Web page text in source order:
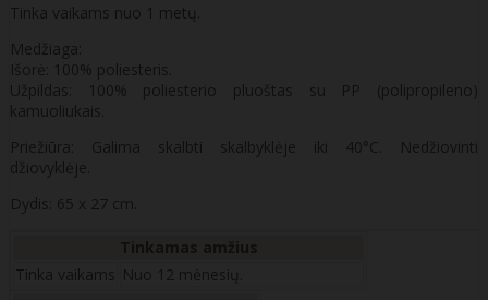
Tinka vaikams nuo 1 metų.
Medžiaga:
Išorė: 100% poliesteris.
Užpildas: 100% poliesterio pluoštas su PP (polipropileno)
kamuoliukais.
Priežiūra: Galima skalbti skalbyklėje iki 40°C. Nedžiovinti
džiovyklėje.
Dydis: 65 x 27 cm.
Tinka vaikams Nuo 12 mėnesių.